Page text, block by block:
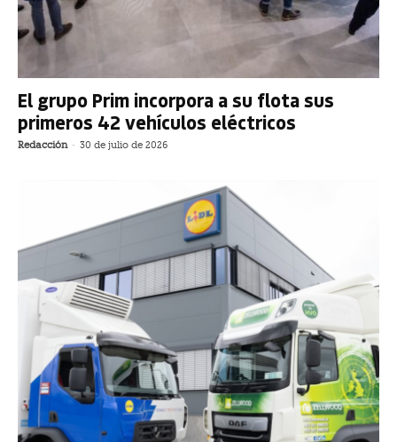
El grupo Prim incorpora a su flota sus
primeros 42 vehículos eléctricos
Redacción - 30 de julio de 2026